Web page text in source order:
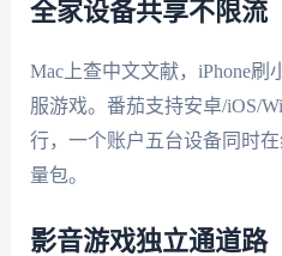
全家设备共享不限流
Mac上查中文文献，iPhone刷
服游戏。番茄支持安卓/iOS/
行，一个账户五台设备同时
量包。
影音游戏独立通道路